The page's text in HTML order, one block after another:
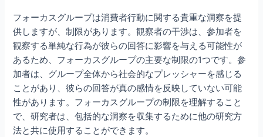
フォーカスグループは消費者行動に関する貴重な洞察を提
供しますが、制限があります。観察者の干渉は、参加者を
観察する単純な行為が彼らの回答に影響を与える可能性が
あるため、フォーカスグループの主要な制限の1つです。参
加者は、グループ全体から社会的なプレッシャーを感じる
ことがあり、彼らの回答が真の感情を反映していない可能
性があります。フォーカスグループの制限を理解すること
で、研究者は、包括的な洞察を収集するために他の研究方
法と共に使用することができます。